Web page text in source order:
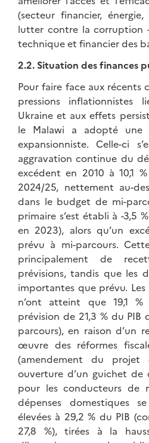
(secteur financier,
lutter contre la corruption
technique et financier des
2.2. Situation des finances
Pour faire face aux récents
pressions
Ukraine et aux effets
le Malawi a adopté une
expansionniste. Celle-ci
aggravation continue du
excédent en 2010 à 10,1
2024/25, nettement au-
dans le budget de mi-
primaire s’est établi à -3,5
en 2023), alors qu’un
prévu à mi-parcours.
principalement de
prévisions, tandis que les
importantes que prévu.
n’ont atteint que 19,1
prévision de 21,3 % du
parcours), en raison d’un
œuvre des réformes
(amendement du
ouverture d’un guichet
pour les conducteurs de
dépenses domestiques
élevées à 29,2 % du PIB
27,8 %), tirées à la